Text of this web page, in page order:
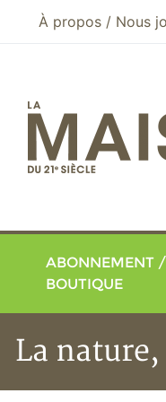
Aller au menu principal
Aller au contenu principal
À propos / Nous
ABONNEMENT /
BOUTIQUE
La